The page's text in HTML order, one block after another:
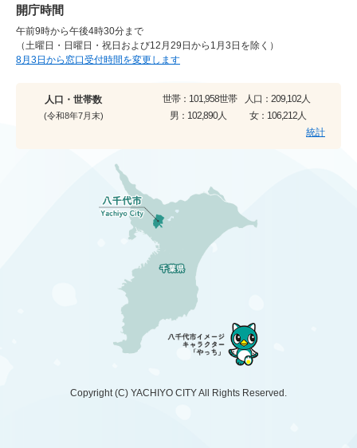
開庁時間
午前9時から午後4時30分まで
（土曜日・日曜日・祝日および12月29日から1月3日を除く）
8月3日から窓口受付時間を変更します
人口・世帯数
(令和8年7月末)
世帯： 101,958世帯 人口： 209,102人
男： 102,890人 女： 106,212人
統計
Copyright (C) YACHIYO CITYAll Rights Reserved.